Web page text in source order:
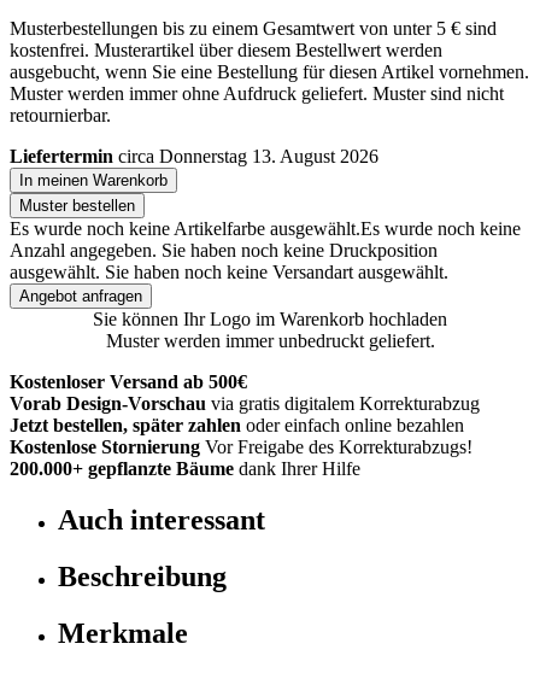
Musterbestellungen bis zu einem Gesamtwert von unter 5 € sind
kostenfrei. Musterartikel über diesem Bestellwert werden
ausgebucht, wenn Sie eine Bestellung für diesen Artikel vornehmen.
Muster werden immer ohne Aufdruck geliefert. Muster sind nicht
retournierbar.
Liefertermin circa Donnerstag 13. August 2026
In meinen Warenkorb
Muster bestellen
Es wurde noch keine Artikelfarbe ausgewählt.Es wurde noch keine
Anzahl angegeben. Sie haben noch keine Druckposition
ausgewählt. Sie haben noch keine Versandart ausgewählt.
Angebot anfragen
Sie können Ihr Logo im Warenkorb hochladen
Muster werden immer unbedruckt geliefert.
Kostenloser Versand ab 500€
Vorab Design-Vorschau via gratis digitalem Korrekturabzug
Jetzt bestellen, später zahlen oder einfach online bezahlen
Kostenlose Stornierung Vor Freigabe des Korrekturabzugs!
200.000+ gepflanzte Bäume dank Ihrer Hilfe
Auch interessant
Beschreibung
Merkmale